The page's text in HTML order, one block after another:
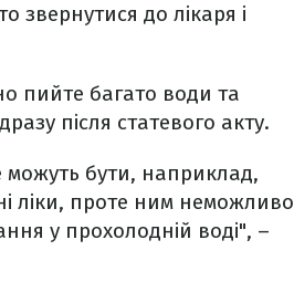
звернутися до лікаря і
пийте багато води та
після статевого акту.
можуть бути, наприклад,
ліки, проте ним неможливо
у прохолодній воді", –